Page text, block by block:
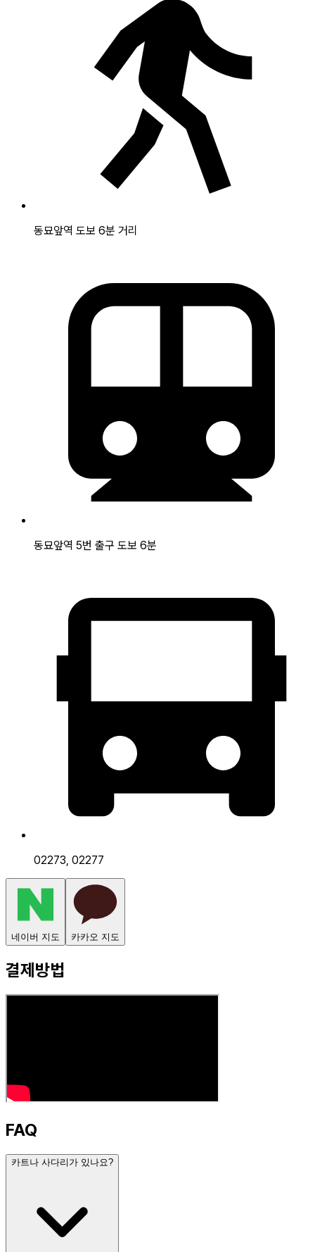
동묘앞역 도보 6분 거리
동묘앞역 5번 출구 도보 6분
02273, 02277
네이버 지도 카카오 지도
결제방법
FAQ
카트나 사다리가 있나요?